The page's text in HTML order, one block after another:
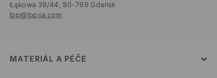
Łąkowa 39/44, 80-769 Gdańsk
lpp@lppsa.com
MATERIÁL A PÉČE